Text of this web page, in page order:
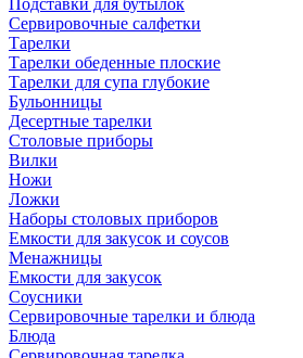
Подставки для бутылок
Сервировочные салфетки
Тарелки
Тарелки обеденные плоские
Тарелки для супа глубокие
Бульонницы
Десертные тарелки
Столовые приборы
Вилки
Ножи
Ложки
Наборы столовых приборов
Емкости для закусок и соусов
Менажницы
Емкости для закусок
Соусники
Сервировочные тарелки и блюда
Блюда